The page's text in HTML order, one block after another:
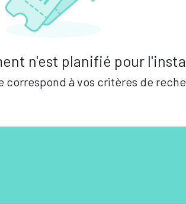
n'est planifié pour
correspond à vos critères de